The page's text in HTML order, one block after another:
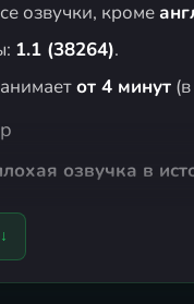
озвучки, кроме
1.1 (38264).
от 4 минут
озвучка в
машинную
- на удивление